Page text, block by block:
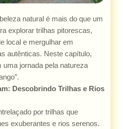
natural é mais do que um
explorar trilhas pitorescas,
local e mergulhar em
autênticas. Neste capítulo,
jornada pela natureza
Descobrindo Trilhas e Rios
por trilhas que
exuberantes e rios serenos.